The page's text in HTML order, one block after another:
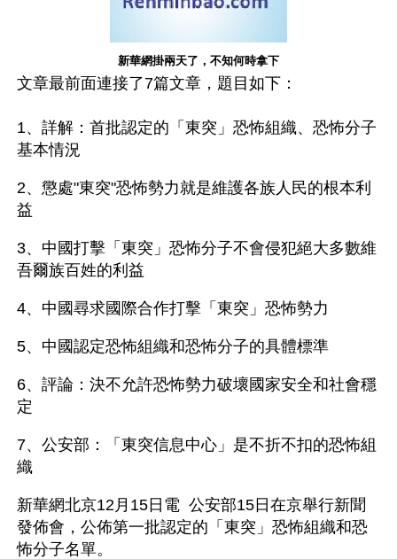
新華網掛兩天了，不知何時拿下
文章最前面連接了7篇文章，題目如下：
1、詳解：首批認定的「東突」恐怖組織、恐怖分子
基本情況
2、懲處"東突"恐怖勢力就是維護各族人民的根本利
益
3、中國打擊「東突」恐怖分子不會侵犯絕大多數維
吾爾族百姓的利益
4、中國尋求國際合作打擊「東突」恐怖勢力
5、中國認定恐怖組織和恐怖分子的具體標準
6、評論：決不允許恐怖勢力破壞國家安全和社會穩
定
7、公安部：「東突信息中心」是不折不扣的恐怖組
織
新華網北京12月15日電  公安部15日在京舉行新聞
發佈會，公佈第一批認定的「東突」恐怖組織和恐
怖分子名單。